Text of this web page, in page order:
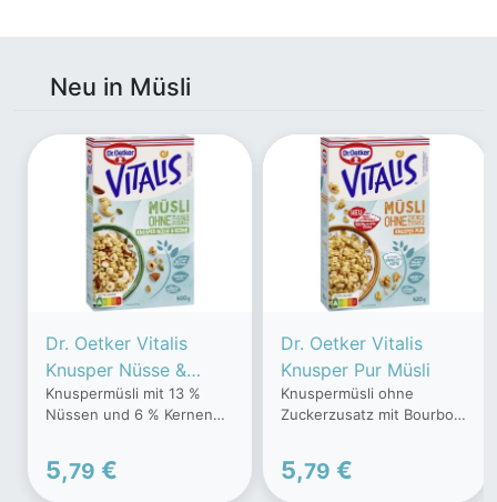
Neu in Müsli
Dr. Oetker Vitalis
Knusper Nüsse &
Kerne Müsli
Knuspermüsli mit 13 %
Nüssen und 6 % Kernen
5,79 €
Dr. Oetker Vitalis
Knusper Pur Müsli
Knuspermüsli ohne
Zuckerzusatz mit Bourbon-
5,79 €